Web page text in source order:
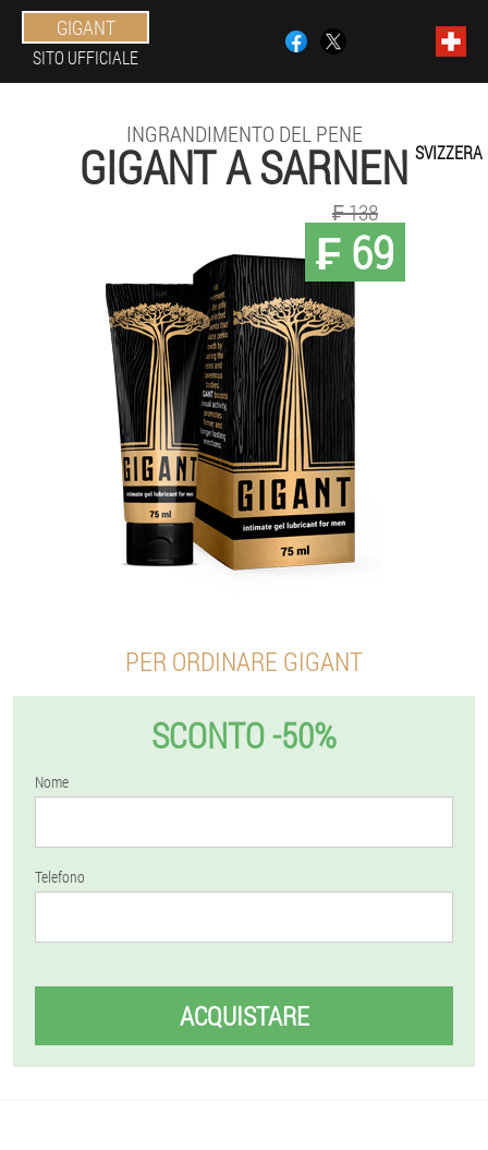
GIGANT
SITO UFFICIALE
INGRANDIMENTO DEL PENE
GIGANT A SARNEN SVIZZERA
₣ 69
₣ 138
PER ORDINARE GIGANT
SCONTO -50%
Nome
Telefono
ACQUISTARE